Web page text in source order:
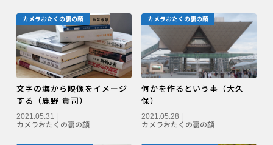
カメラおたくの裏の顔
文字の海から映像をイメージ
する（鹿野 貴司）
2021.05.31 |
カメラおたくの裏の顔
カメラおたくの裏の顔
何かを作るという事（大久
保）
2021.05.28 |
カメラおたくの裏の顔